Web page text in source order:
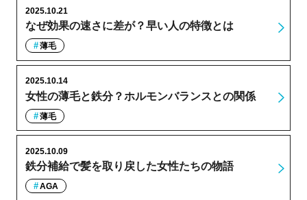
なぜ効果の速さに差が？早い人の特徴とは
2025.10.21
薄毛
女性の薄毛と鉄分？ホルモンバランスとの関係
2025.10.14
薄毛
鉄分補給で髪を取り戻した女性たちの物語
2025.10.09
AGA